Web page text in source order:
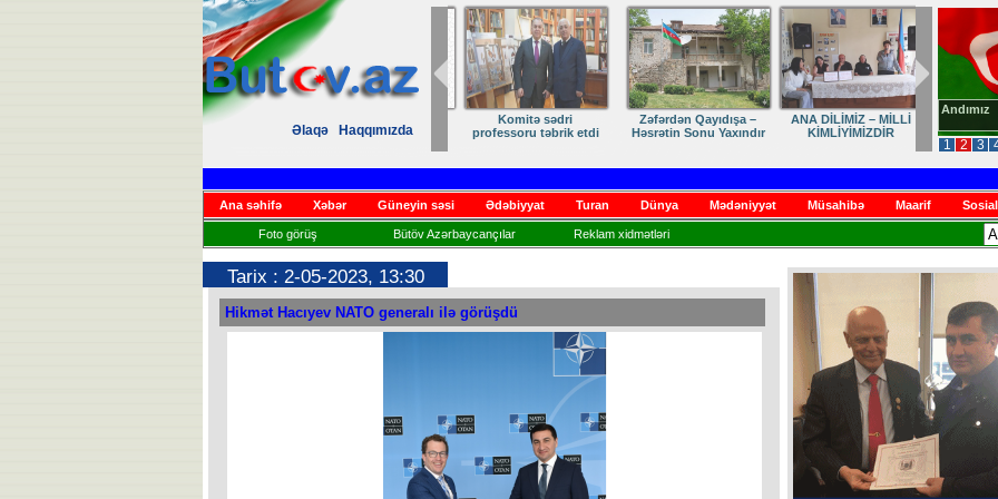
Əlaqə
Haqqımızda
1 2 3
Andımız
Zəfərdən Qayıdışa –
Həsrətin Sonu Yaxındır
ANA DİLİMİZ – MİLLİ
KİMLİYİMİZDİR
Ruhumuzun manifesti
Ana səhifə Xəbər Güneyin səsi Ədəbiyyat Turan Dünya Mədəniyyət Müsahibə Maarif
Foto görüş Bütöv Azərbaycançılar Reklam xidmətləri
Tarix : 2-05-2023, 13:30
Hikmət Hacıyev NATO generalı ilə görüşdü